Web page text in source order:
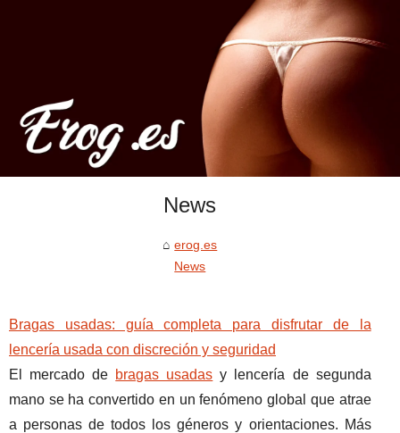
News
erog.es
News
Bragas usadas: guía completa para disfrutar de la
lencería usada con discreción y seguridad
El mercado de bragas usadas y lencería de segunda
mano se ha convertido en un fenómeno global que atrae
a personas de todos los géneros y orientaciones. Más